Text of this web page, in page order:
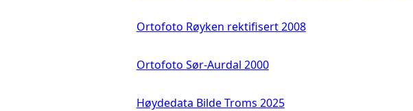
Ortofoto Røyken rektifisert 2008
Ortofoto Sør-Aurdal 2000
Høydedata Bilde Troms 2025